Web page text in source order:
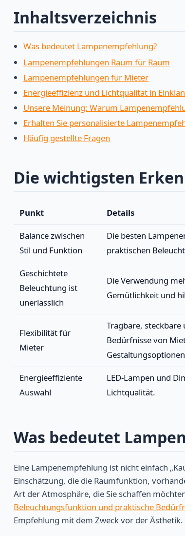
Inhaltsverzeichnis
Was bedeutet Lampenempfehlung?
Lampenempfehlungen Raum für Raum
Lampenempfehlungen für Mieter
Energieeffizienz und Lichtqualität in
Unsere Meinung: Warum
Erhalten Sie personalisierte
Häufig gestellte Fragen
Die wichtigsten
Punkt Details
Balance zwischen
Stil und Funktion
Die besten
praktischen
Geschichtete
Beleuchtung ist
unerlässlich
Die Verwendung
Gemütlichkeit und
Flexibilität für
Mieter
Tragbare,
Bedürfnisse von
Energieeffiziente
Auswahl
LED-Lampen und
Lichtqualität.
Was bedeutet
Eine Lampenempfehlung ist nicht einfach
Einschätzung, die die Raumfunktion,
Art der Atmosphäre, die Sie schaffen
Beleuchtungsfunktion und praktische
Empfehlung mit dem Zweck vor der Ästhetik.